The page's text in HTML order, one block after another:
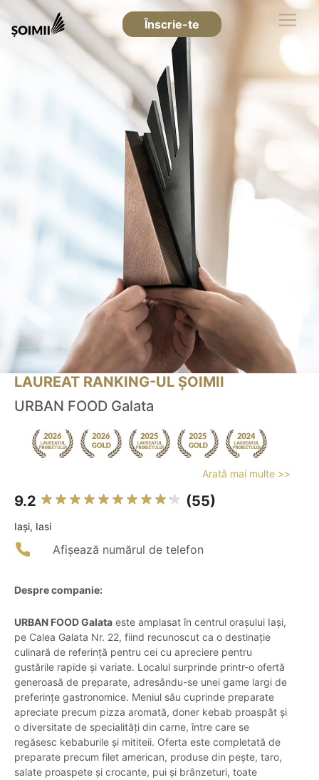
Înscrie-te
LAUREAT RANKING-UL ȘOIMII
URBAN FOOD Galata
Arată mai multe >>
9.2 (55)
Iaşi, Iasi
Afișează numărul de telefon
Despre companie:
URBAN FOOD Galata este amplasat în centrul orașului Iași,
pe Calea Galata Nr. 22, fiind recunoscut ca o destinație
culinară de referință pentru cei cu apreciere pentru
gustările rapide și variate. Localul surprinde printr-o ofertă
generoasă de preparate, adresându-se unei game largi de
preferințe gastronomice. Meniul său cuprinde preparate
apreciate precum pizza aromată, doner kebab proaspăt și
o diversitate de specialități din carne, între care se
regăsesc kebaburile și mititeii. Oferta este completată de
preparate precum filet american, produse din pește, taro,
salate proaspete și crocante, pui și brânzeturi, toate